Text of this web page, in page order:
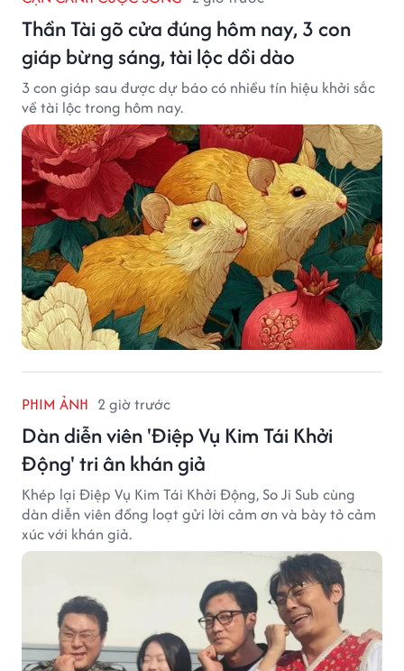
Thần Tài gõ cửa đúng hôm nay, 3 con
giáp bừng sáng, tài lộc dồi dào
3 con giáp sau được dự báo có nhiều tín hiệu khởi sắc
về tài lộc trong hôm nay.
PHIM ẢNH 2 giờ trước
Dàn diễn viên 'Điệp Vụ Kim Tái Khởi
Động' tri ân khán giả
Khép lại Điệp Vụ Kim Tái Khởi Động, So Ji Sub cùng
dàn diễn viên đồng loạt gửi lời cảm ơn và bày tỏ cảm
xúc với khán giả.